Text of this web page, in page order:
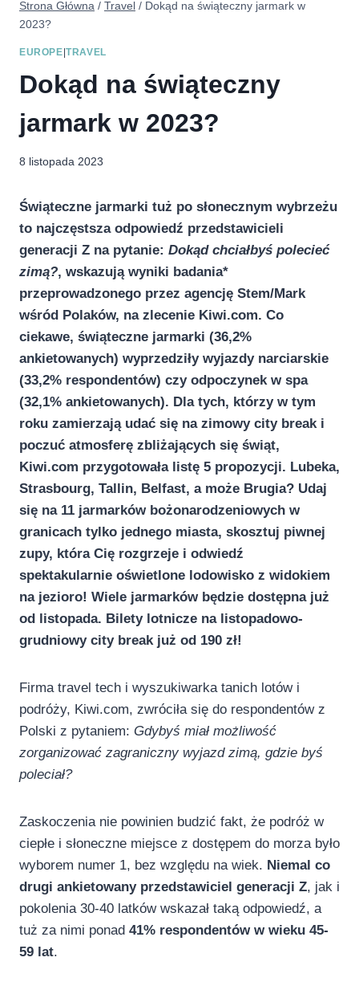
Strona Główna / Travel / Dokąd na świąteczny jarmark w
2023?
EUROPE |TRAVEL
Dokąd na świąteczny
jarmark w 2023?
8 listopada 2023
Świąteczne jarmarki tuż po słonecznym wybrzeżu
to najczęstsza odpowiedź przedstawicieli
generacji Z na pytanie: Dokąd chciałbyś polecieć
zimą?, wskazują wyniki badania*
przeprowadzonego przez agencję Stem/Mark
wśród Polaków, na zlecenie Kiwi.com. Co
ciekawe, świąteczne jarmarki (36,2%
ankietowanych) wyprzedziły wyjazdy narciarskie
(33,2% respondentów) czy odpoczynek w spa
(32,1% ankietowanych). Dla tych, którzy w tym
roku zamierzają udać się na zimowy city break i
poczuć atmosferę zbliżających się świąt,
Kiwi.com przygotowała listę 5 propozycji. Lubeka,
Strasbourg, Tallin, Belfast, a może Brugia? Udaj
się na 11 jarmarków bożonarodzeniowych w
granicach tylko jednego miasta, skosztuj piwnej
zupy, która Cię rozgrzeje i odwiedź
spektakularnie oświetlone lodowisko z widokiem
na jezioro! Wiele jarmarków będzie dostępna już
od listopada. Bilety lotnicze na listopadowo-
grudniowy city break już od 190 zł!
Firma travel tech i wyszukiwarka tanich lotów i
podróży, Kiwi.com, zwróciła się do respondentów z
Polski z pytaniem: Gdybyś miał możliwość
zorganizować zagraniczny wyjazd zimą, gdzie byś
poleciał?
Zaskoczenia nie powinien budzić fakt, że podróż w
ciepłe i słoneczne miejsce z dostępem do morza było
wyborem numer 1, bez względu na wiek. Niemal co
drugi ankietowany przedstawiciel generacji Z, jak i
pokolenia 30-40 latków wskazał taką odpowiedź, a
tuż za nimi ponad 41% respondentów w wieku 45-
59 lat.